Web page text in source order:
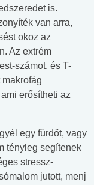
is.
van arra,
okoz az
Az extrém
számot, és T-
erősítheti az
egy fürdőt, vagy
tényleg segítenek
stressz-
jutott, menj